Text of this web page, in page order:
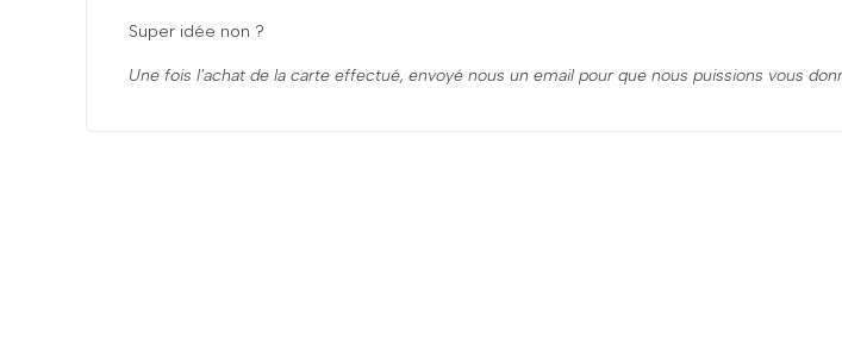
Super idée non ?
Une fois l'achat de la carte effectué, envoyé nous un email pour que nous puissions vous